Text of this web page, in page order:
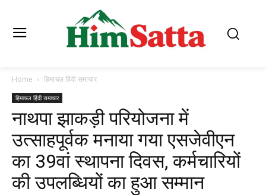
Home हिमाचल हिंदी समाचार
हिमाचल हिंदी समाचार
नाथपा झाकड़ी परियोजना में
उत्साहपूर्वक मनाया गया एसजेवीएन
का 39वां स्थापना दिवस, कर्मचारियों
की उपलब्धियों का हुआ सम्मान